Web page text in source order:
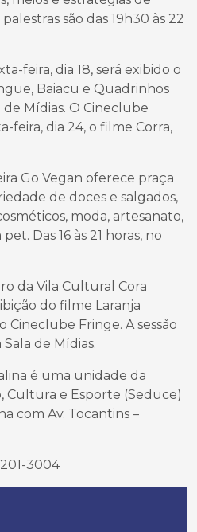
são das 19h30 às 22
feira, dia 18, será exibido o
Baiacu e Quadrinhos
Mídias. O Cineclube
feira, dia 24, o filme Corra,
Go Vegan oferece praça
de doces e salgados,
moda, artesanato,
Das 16 às 21 horas, no
da Vila Cultural Cora
do filme Laranja
Cineclube Fringe. A sessão
Sala de Mídias.
é uma unidade da
Cultura e Esporte (Seduce)
com Av. Tocantins –
3004